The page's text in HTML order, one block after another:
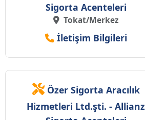
Sigorta Acenteleri
Tokat/Merkez
İletişim Bilgileri
Özer Sigorta Aracılık
Hizmetleri Ltd.şti. - Allianz